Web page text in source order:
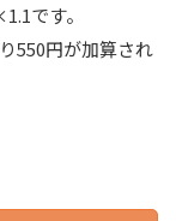
です。
550円が加算され